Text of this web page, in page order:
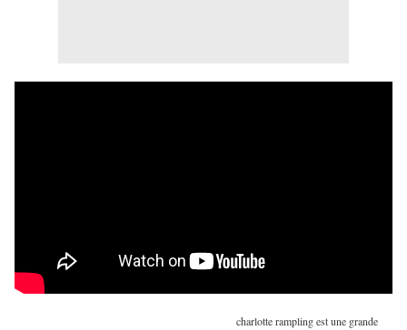
charlotte rampling est une grande